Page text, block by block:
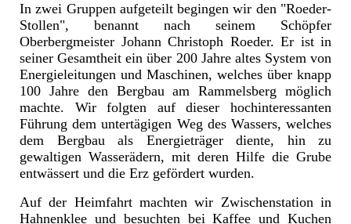
In zwei Gruppen aufgeteilt begingen wir den "Roeder-
Stollen", benannt nach seinem Schöpfer
Oberbergmeister Johann Christoph Roeder. Er ist in
seiner Gesamtheit ein über 200 Jahre altes System von
Energieleitungen und Maschinen, welches über knapp
100 Jahre den Bergbau am Rammelsberg möglich
machte. Wir folgten auf dieser hochinteressanten
Führung dem untertägigen Weg des Wassers, welches
dem Bergbau als Energieträger diente, hin zu
gewaltigen Wasserädern, mit deren Hilfe die Grube
entwässert und die Erz gefördert wurden.
Auf der Heimfahrt machten wir Zwischenstation in
Hahnenklee und besuchten bei Kaffee und Kuchen